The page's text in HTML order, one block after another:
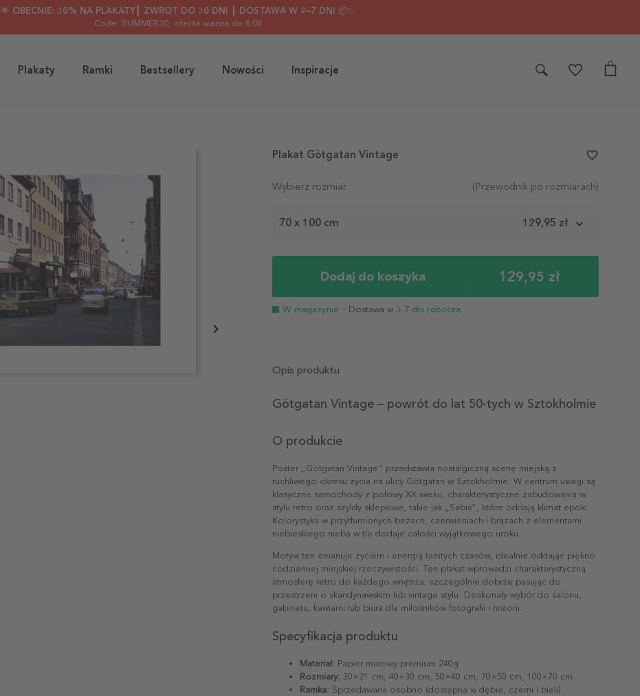
🌟 OBECNIE: 30% NA PLAKATY┃ ZWROT DO 30 DNI ┃ DOSTAWA W 2–7 DNI 📦✨
Code: SUMMER30, oferta ważna do 8.08
Plakaty Ramki Bestsellery Nowości Inspiracje
Wybierz rozmiar (Przewodnik po rozmiarach)
70 x 100 cm 129,95 zł
Dodaj do koszyka 129,95 zł
W magazynie - Dostawa w 3-7 dni robocze
Plakat Götgatan Vintage favorite_border
Opis produktu
Götgatan Vintage – powrót do lat 50-tych w Sztokholmie
O produkcie
Poster „Götgatan Vintage” przedstawia nostalgiczną scenę miejską z
ruchliwego okresu życia na ulicy Götgatan w Sztokholmie. W centrum uwagi są
klasyczne samochody z połowy XX wieku, charakterystyczne zabudowania w
stylu retro oraz szyldy sklepowe, takie jak „Sabis”, które oddają klimat epoki.
Kolorystyka w przytłumionych beżach, czerwieniach i brązach z elementami
niebieskiego nieba w tle dodaje całości wyjątkowego uroku.
Motyw ten emanuje życiem i energią tamtych czasów, idealnie oddając piękno
codziennej miejskiej rzeczywistości. Ten plakat wprowadzi charakterystyczną
atmosferę retro do każdego wnętrza, szczególnie dobrze pasując do
przestrzeni o skandynawskim lub vintage stylu. Doskonały wybór do salonu,
gabinetu, kawiarni lub biura dla miłośników fotografii i historii.
Specyfikacja produktu
Materiał: Papier matowy premium 240g
Rozmiary: 30×21 cm, 40×30 cm, 50×40 cm, 70×50 cm, 100×70 cm
Ramka: Sprzedawana osobno (dostępna w dębie, czerni i bieli)